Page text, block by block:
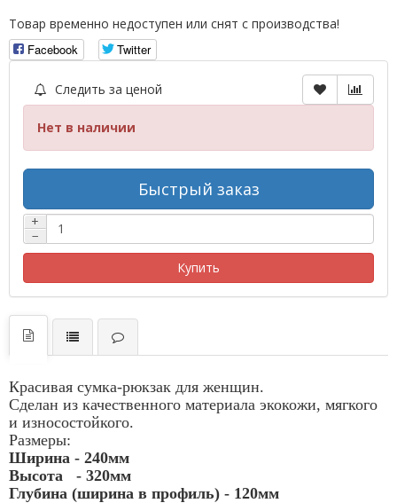
Товар временно недоступен или снят с производства!
Facebook
Twitter
Следить за ценой
Нет в наличии
Быстрый заказ
+
−
Купить
Красивая сумка-рюкзак для женщин.
Сделан из качественного материала экокожи, мягкого
и износостойкого.
Размеры:
Ширина - 240мм
Высота - 320мм
Глубина (ширина в профиль) - 120мм